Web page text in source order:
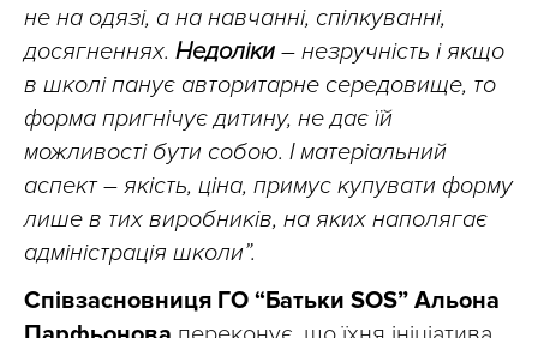
не на одязі, а на навчанні, спілкуванні,
досягненнях. Недоліки – незручність і якщо
в школі панує авторитарне середовище, то
форма пригнічує дитину, не дає їй
можливості бути собою. І матеріальний
аспект – якість, ціна, примус купувати форму
лише в тих виробників, на яких наполягає
адміністрація школи”.
Співзасновниця ГО “Батьки SOS” Альона